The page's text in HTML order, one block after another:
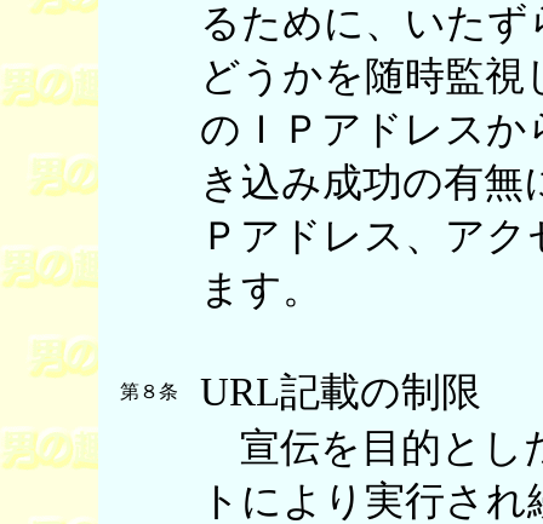
るために、いた
どうかを随時監視
のＩＰアドレス
き込み成功の有
Ｐアドレス、ア
ます。
第８条
URL記載の制限
宣伝を目的とし
トにより実行さ